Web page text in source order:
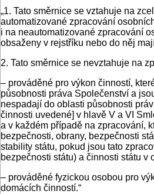
„1. Tato směrnice se vztahuje na
automatizované zpracování
i na neautomatizované zpracování
obsaženy v rejstříku nebo do něj
2. Tato směrnice se nevztahuje na
– prováděné pro výkon činností,
působnosti práva Společenství a
nespadají do oblasti působnosti
činnosti uvedené] v hlavě V a VI
a v každém případě na zpracování,
bezpečnosti, obrany, bezpečnosti
stability státu, pokud jsou tato
bezpečnosti státu) a činnosti státu v
– prováděné fyzickou osobou pro
domácích činností.“